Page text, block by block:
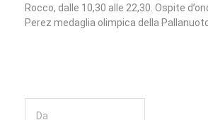
Rocco, dalle 10,30 alle 22,30. Ospite
Perez medaglia olimpica della